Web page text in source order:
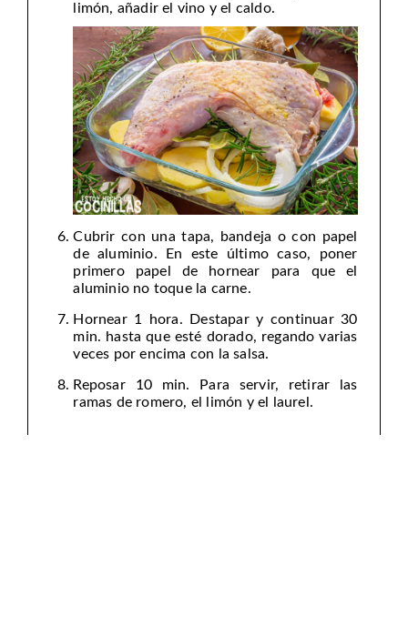
limón, añadir el vino y el caldo.
Cubrir con una tapa, bandeja o con papel
de aluminio. En este último caso, poner
primero papel de hornear para que el
aluminio no toque la carne.
Hornear 1 hora. Destapar y continuar 30
min. hasta que esté dorado, regando varias
veces por encima con la salsa.
Reposar 10 min. Para servir, retirar las
ramas de romero, el limón y el laurel.